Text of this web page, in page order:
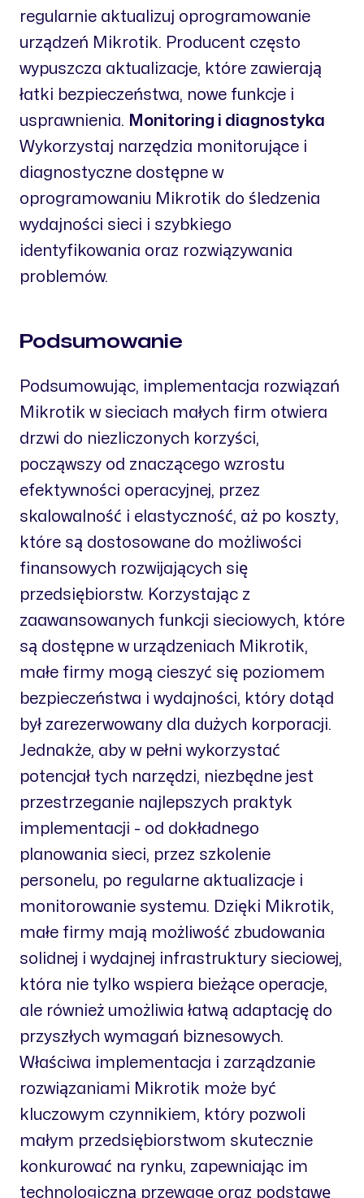
regularnie aktualizuj oprogramowanie
urządzeń Mikrotik. Producent często
wypuszcza aktualizacje, które zawierają
łatki bezpieczeństwa, nowe funkcje i
usprawnienia. Monitoring i diagnostyka
Wykorzystaj narzędzia monitorujące i
diagnostyczne dostępne w
oprogramowaniu Mikrotik do śledzenia
wydajności sieci i szybkiego
identyfikowania oraz rozwiązywania
problemów.
Podsumowanie
Podsumowując, implementacja rozwiązań
Mikrotik w sieciach małych firm otwiera
drzwi do niezliczonych korzyści,
począwszy od znaczącego wzrostu
efektywności operacyjnej, przez
skalowalność i elastyczność, aż po koszty,
które są dostosowane do możliwości
finansowych rozwijających się
przedsiębiorstw. Korzystając z
zaawansowanych funkcji sieciowych, które
są dostępne w urządzeniach Mikrotik,
małe firmy mogą cieszyć się poziomem
bezpieczeństwa i wydajności, który dotąd
był zarezerwowany dla dużych korporacji.
Jednakże, aby w pełni wykorzystać
potencjał tych narzędzi, niezbędne jest
przestrzeganie najlepszych praktyk
implementacji - od dokładnego
planowania sieci, przez szkolenie
personelu, po regularne aktualizacje i
monitorowanie systemu. Dzięki Mikrotik,
małe firmy mają możliwość zbudowania
solidnej i wydajnej infrastruktury sieciowej,
która nie tylko wspiera bieżące operacje,
ale również umożliwia łatwą adaptację do
przyszłych wymagań biznesowych.
Właściwa implementacja i zarządzanie
rozwiązaniami Mikrotik może być
kluczowym czynnikiem, który pozwoli
małym przedsiębiorstwom skutecznie
konkurować na rynku, zapewniając im
technologiczną przewagę oraz podstawę